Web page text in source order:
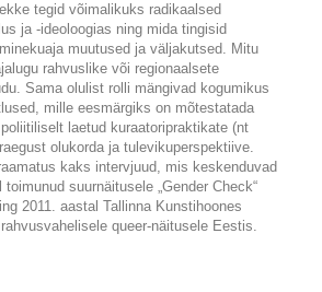
tegid võimalikuks radikaalsed
ja -ideoloogias ning mida tingisid
muutused ja väljakutsed. Mitu
rahvuslike või regionaalsete
Sama olulist rolli mängivad kogumikus
mille eesmärgiks on mõtestatada
laetud kuraatoripraktikate (nt
olukorda ja tulevikuperspektiive.
kaks intervjuud, mis keskenduvad
suurnäitusele „Gender Check“
2011. aastal Tallinna Kunstihoones
queer-näitusele Eestis.